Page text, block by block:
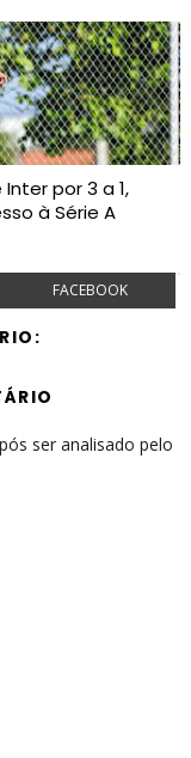
por 3 a 1,
à Série A
FACEBOOK
ser analisado pelo